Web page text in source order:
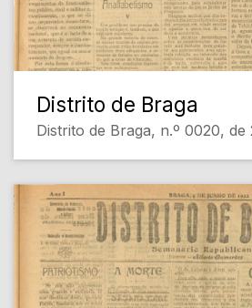
Distrito de Braga
Distrito de Braga, n.º 0020, de